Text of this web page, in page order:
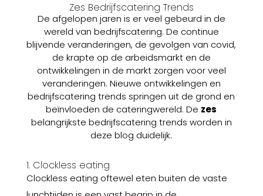
Zes Bedrijfscatering Trends
De afgelopen jaren is er veel gebeurd in de
wereld van bedrijfscatering. De continue
blijvende veranderingen, de gevolgen van covid,
de krapte op de arbeidsmarkt en de
ontwikkelingen in de markt zorgen voor veel
veranderingen. Nieuwe ontwikkelingen en
bedrijfscatering trends springen uit de grond en
beïnvloeden de cateringwereld. De zes
belangrijkste bedrijfscatering trends worden in
deze blog duidelijk.
1. Clockless eating
Clockless eating oftewel eten buiten de vaste